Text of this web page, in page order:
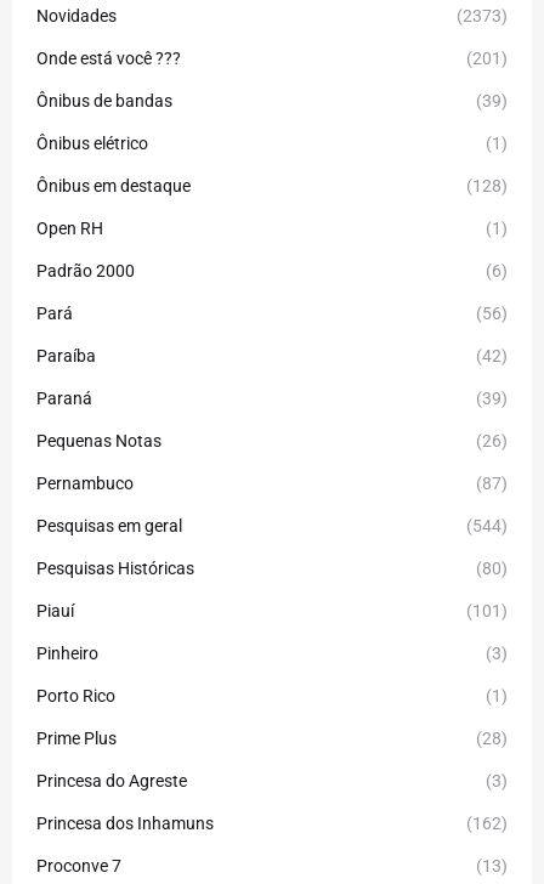
Novidades (2373)
Onde está você ??? (201)
Ônibus de bandas (39)
Ônibus elétrico (1)
Ônibus em destaque (128)
Open RH (1)
Padrão 2000 (6)
Pará (56)
Paraíba (42)
Paraná (39)
Pequenas Notas (26)
Pernambuco (87)
Pesquisas em geral (544)
Pesquisas Históricas (80)
Piauí (101)
Pinheiro (3)
Porto Rico (1)
Prime Plus (28)
Princesa do Agreste (3)
Princesa dos Inhamuns (162)
Proconve 7 (13)